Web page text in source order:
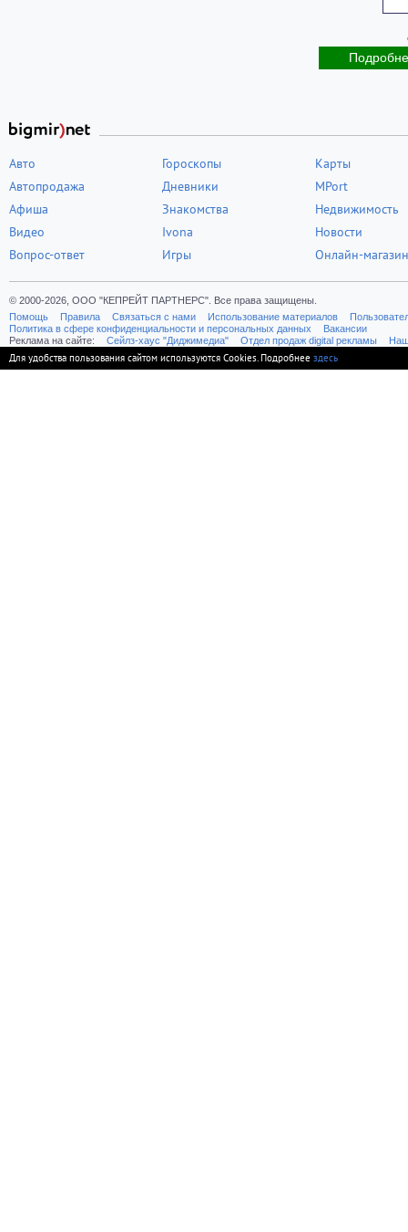
Авто
Автопродажа
Афиша
Видео
Вопрос-ответ
Гороскопы
Дневники
Знакомства
Ivona
Игры
Карты
MPort
Недвижимость
Новости
Онлайн-магазин
© 2000-2026, ООО "КЕПРЕЙТ ПАРТНЕРС". Все права защищены.
Помощь
Правила Связаться с нами Использование материалов
Политика в сфере конфиденциальности и персональных данных
Вакансии
Реклама на сайте:
Cейлз-хаус "Диджимедиа" Отдел продаж digital рекламы
Для удобства пользования сайтом используются Cookies. Подробнее здесь